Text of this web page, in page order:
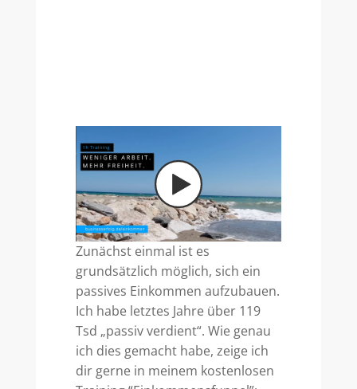
Zunächst einmal ist es
grundsätzlich möglich, sich ein
passives Einkommen aufzubauen.
Ich habe letztes Jahre über 119
Tsd „passiv verdient“. Wie genau
ich dies gemacht habe, zeige ich
dir gerne in meinem kostenlosen